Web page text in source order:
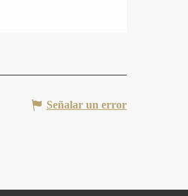
Señalar un error